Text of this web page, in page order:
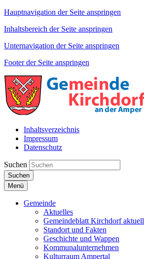
Hauptnavigation der Seite anspringen
Inhaltsbereich der Seite anspringen
Unternavigation der Seite anspringen
Footer der Seite anspringen
Inhaltsverzeichnis
Impressum
Datenschutz
Suchen
Suchen
Menü
Gemeinde
Aktuelles
Gemeindeblatt Kirchdorf aktuell
Standort und Fakten
Geschichte und Wappen
Kommunalunternehmen
Kulturraum Ampertal